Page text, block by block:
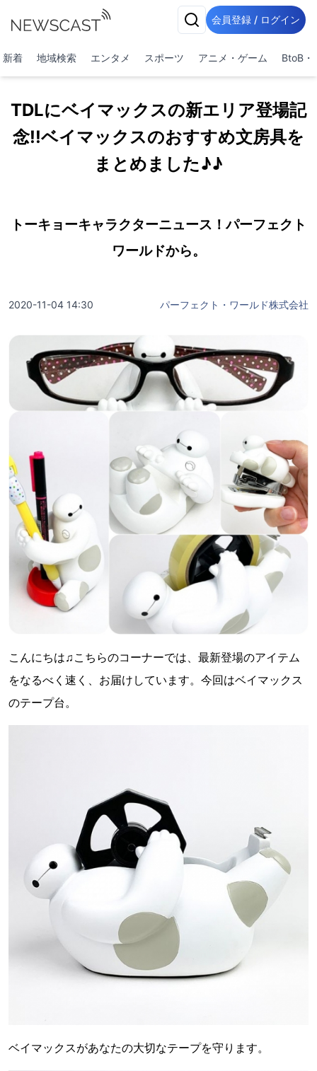
会員登録 / ログイン
新着 地域検索 エンタメ スポーツ アニメ・ゲーム BtoB・
TDLにベイマックスの新エリア登場記
念!!ベイマックスのおすすめ文房具を
まとめました♪♪
トーキョーキャラクターニュース！パーフェクト
ワールドから。
2020-11-04 14:30 パーフェクト・ワールド株式会社
こんにちは♫こちらのコーナーでは、最新登場のアイテム
をなるべく速く、お届けしています。今回はベイマックス
のテープ台。
ベイマックスがあなたの大切なテープを守ります。